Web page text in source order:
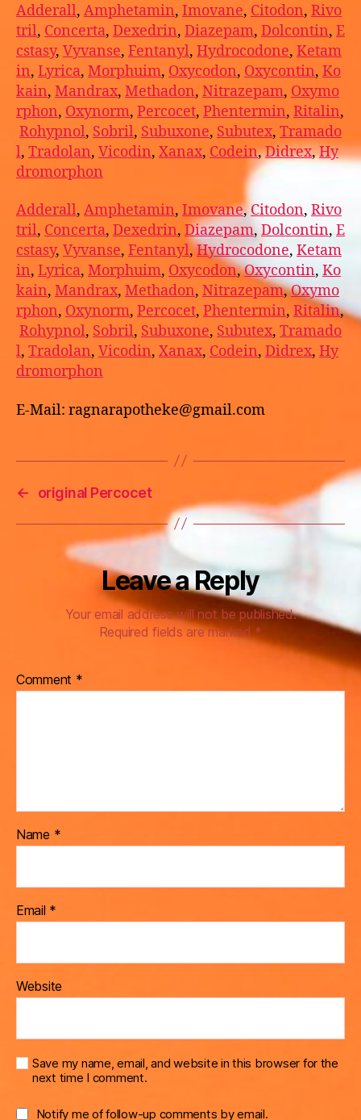
Adderall, Amphetamin, Imovane, Citodon, Rivo
tril, Concerta, Dexedrin, Diazepam, Dolcontin, E
cstasy, Vyvanse, Fentanyl, Hydrocodone, Ketam
in, Lyrica, Morphuim, Oxycodon, Oxycontin, Ko
kain, Mandrax, Methadon, Nitrazepam, Oxymo
rphon, Oxynorm, Percocet, Phentermin, Ritalin,
Rohypnol, Sobril, Subuxone, Subutex, Tramado
l, Tradolan, Vicodin, Xanax, Codein,Didrex,Hy
dromorphon
Adderall, Amphetamin, Imovane,Citodon, Rivo
tril, Concerta, Dexedrin, Diazepam, Dolcontin, E
cstasy, Vyvanse, Fentanyl,Hydrocodone, Ketam
in, Lyrica, Morphuim, Oxycodon,Oxycontin, Ko
kain, Mandrax, Methadon, Nitrazepam,Oxymo
rphon, Oxynorm, Percocet, Phentermin, Ritalin,
Rohypnol, Sobril, Subuxone, Subutex, Tramado
l, Tradolan, Vicodin, Xanax, Codein, Didrex, Hy
dromorphon
E-Mail: ragnarapotheke@gmail.com
← original Percocet
Leave a Reply
Your email address will not be published.
Required fields are marked*
Comment *
Name *
Email *
Website
Save my name, email, and website in this browser for the
next time I comment.
Notify me of follow-up comments by email.